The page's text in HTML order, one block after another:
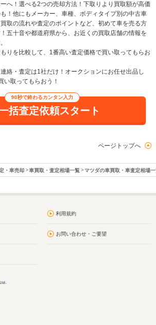
へ！選べる2つの売却方法！下取りより買取額が高価
！他にもメーカー、車種、ボディタイプ別の中古車
取の流れや査定のポイントなど、初めて車を売る方
五十音や都道府県から、お近くの買取店舗の情報を
もりを比較して、1番高い査定価格で買い取ってもらお
連絡・査定は1社だけ！オークションにお任せ出品し
い取ってもらおう！
90秒で終わるカンタン入力
括査定依頼スタート
ページトップへ
・車売却 車買取・査定相場一覧 マツダの車買取・車査定相場
利用規約
お問い合わせ・ご要望